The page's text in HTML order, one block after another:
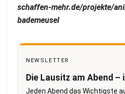
schaffen-mehr.de/projekte/
bademeusel
NEWSLETTER
Die Lausitz am Abend –
Jeden Abend das Wichtigste